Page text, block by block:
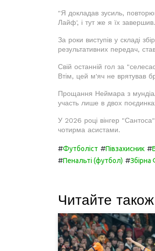
"Я докладав зусиль,
Лайф', і тут же я їх
За роки виступів у складі
результативних передач,
Свій останній гол за
Втім, цей м'яч не врятував
Прощання Неймара з
участь лише в двох
У 2026 році вінгер
чотирма асистами.
#Футболіст #Півзахисник #
#Пенальті (футбол) #Збірна
Читайте також